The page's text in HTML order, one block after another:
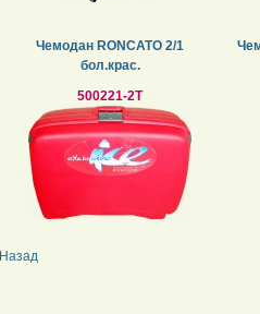
Чемодан RONCATO 2/1
бол.крас.
500221-2T
Назад